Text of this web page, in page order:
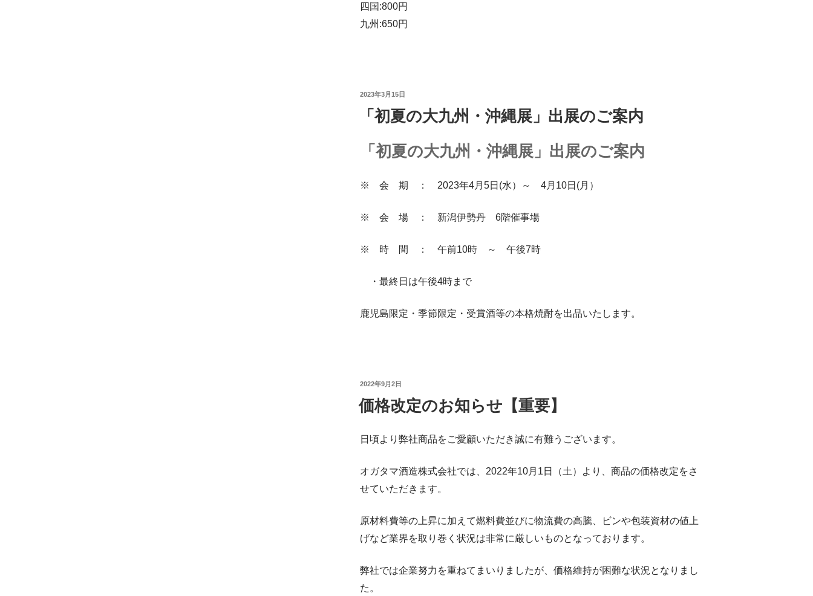
四国:800円
九州:650円
投
2023年3月15日
「初夏の大九州・沖縄展」出展のご案内
「初夏の大九州・沖縄展」出展のご案内
※ 会 期 ： 2023年4月5日(水）～ 4月10日(月）
※ 会 場 ： 新潟伊勢丹 6階催事場
※ 時 間 ： 午前10時 ～ 午後7時
・最終日は午後4時まで
鹿児島限定・季節限定・受賞酒等の本格焼酎を出品いたします。
投
稿
2022年9月2日
価格改定のお知らせ【重要】
日頃より弊社商品をご愛顧いただき誠に有難うございます。
オガタマ酒造株式会社では、2022年10月1日（土）より、商品の価格改定をさ
せていただきます。
原材料費等の上昇に加えて燃料費並びに物流費の高騰、ビンや包装資材の値上
げなど業界を取り巻く状況は非常に厳しいものとなっております。
弊社では企業努力を重ねてまいりましたが、価格維持が困難な状況となりまし
た。